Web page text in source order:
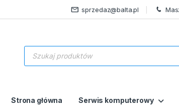
sprzedaz@balta.pl
Wyszukiwarka produktów
Strona główna Serwis komputerowy